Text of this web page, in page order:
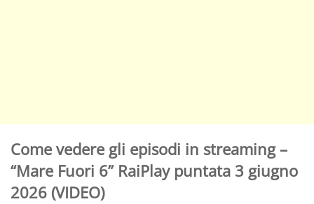
Come vedere gli episodi in streaming –
“Mare Fuori 6” RaiPlay puntata 3 giugno
2026 (VIDEO)